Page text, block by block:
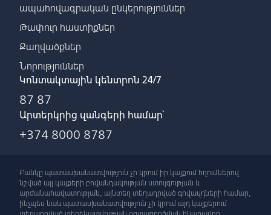
ապահովագրական ընկերություններ
Թափուր հաստիքներ
Քաղվածքներ
Նորություններ
Կոնտակտային կենտրոն 24/7
87 87
Արտերկրից զանգերի համար՝
+374 8000 8787
Բանկը պատասխանատվություն չի կրում իր կայքում հղումներով
նշված այլ կայքերի բովանդակության ստույգության և
արժանահավատության, այնտեղ տեղադրված գովազդների համար,
ինչպես նաև պատասխանատվություն չի կրում այդ կայքերում